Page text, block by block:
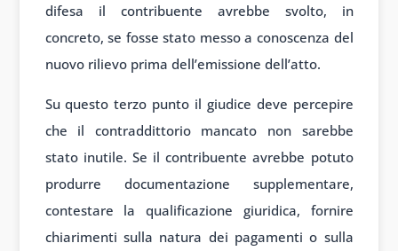
difesa il contribuente avrebbe svolto, in
concreto, se fosse stato messo a conoscenza del
nuovo rilievo prima dell’emissione dell’atto.
Su questo terzo punto il giudice deve percepire
che il contraddittorio mancato non sarebbe
stato inutile. Se il contribuente avrebbe potuto
produrre documentazione supplementare,
contestare la qualificazione giuridica, fornire
chiarimenti sulla natura dei pagamenti o sulla